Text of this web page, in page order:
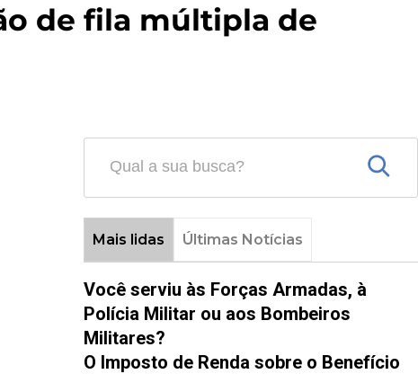
de fila múltipla de
Mais lidas Últimas Notícias
Você serviu às Forças Armadas, à
Polícia Militar ou aos Bombeiros
Militares?
O Imposto de Renda sobre o Benefício